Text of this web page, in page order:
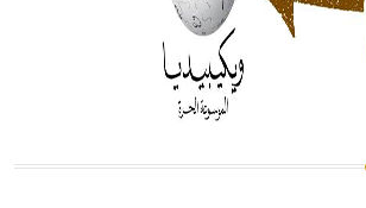
إفراز حيواني يتكون في البحر ويتركب
الكلسيوم، وهو أحمر أو شديد الحمرة وهو
بكبر الحجم ويسمى الش
كلمة فرنسية اللفظ تم اعتمادها مصطلحاً